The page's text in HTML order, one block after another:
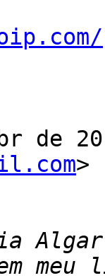
de
>
Algar,